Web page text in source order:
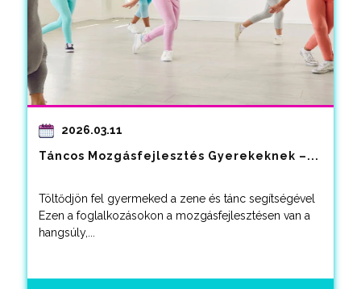
2026.03.11
Táncos Mozgásfejlesztés Gyerekeknek –...
Töltődjön fel gyermeked a zene és tánc segítségével
Ezen a foglalkozásokon a mozgásfejlesztésen van a
hangsúly,...